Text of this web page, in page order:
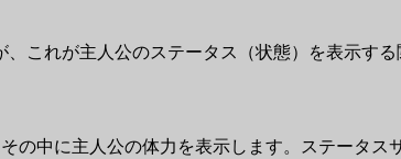
、これが主人公のステータス（状態）を表示する
中に主人公の体力を表示します。ステータ